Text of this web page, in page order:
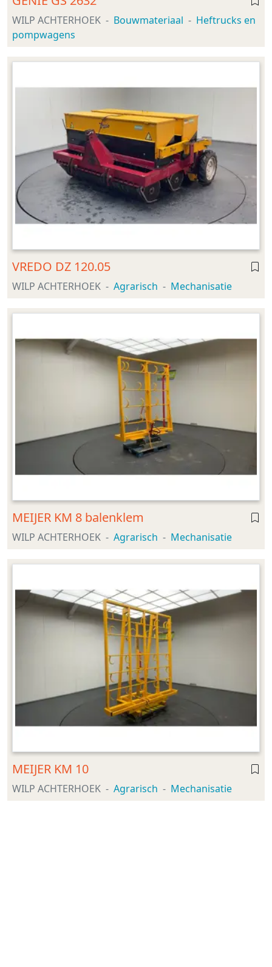
WILP ACHTERHOEK Bouwmateriaal
Heftrucks en
pompwagens
VREDO DZ 120.05
WILP ACHTERHOEK Agrarisch Mechanisatie
MEIJER KM 8 balenklem
WILP ACHTERHOEK Agrarisch Mechanisatie
MEIJER KM 10
WILP ACHTERHOEK Agrarisch Mechanisatie